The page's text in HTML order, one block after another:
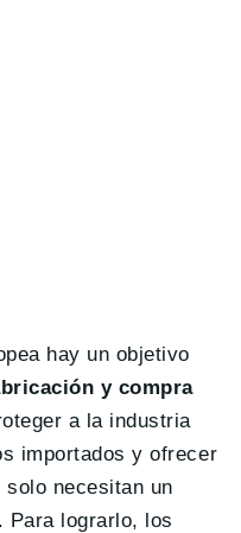
hay un objetivo
y compra
a la industria
importados y ofrecer
necesitan un
Para lograrlo, los